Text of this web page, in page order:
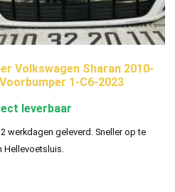
Volkswagen Sharan 2010-
1-C6-2023
leverbaar
werkdagen geleverd. Sneller op te
Hellevoetsluis.